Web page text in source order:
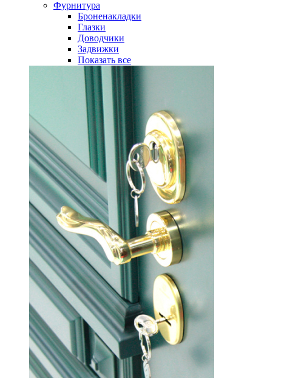
Фурнитура
Броненакладки
Глазки
Доводчики
Задвижки
Показать все